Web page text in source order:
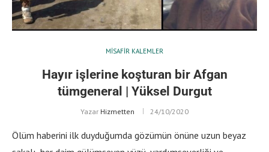
MISAFIR KALEMLER
Hayır işlerine koşturan bir Afgan
tümgeneral | Yüksel Durgut
Yazar Hizmetten 24/10/2020
Ölüm haberini ilk duyduğumda gözümün önüne uzun beyaz